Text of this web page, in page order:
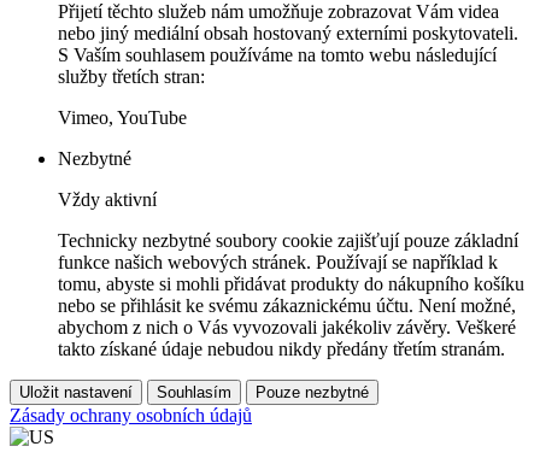
Přijetí těchto služeb nám umožňuje zobrazovat Vám videa
nebo jiný mediální obsah hostovaný externími poskytovateli.
S Vaším souhlasem používáme na tomto webu následující
služby třetích stran:
Vimeo, YouTube
Nezbytné
Vždy aktivní
Technicky nezbytné soubory cookie zajišťují pouze základní
funkce našich webových stránek. Používají se například k
tomu, abyste si mohli přidávat produkty do nákupního košíku
nebo se přihlásit ke svému zákaznickému účtu. Není možné,
abychom z nich o Vás vyvozovali jakékoliv závěry. Veškeré
takto získané údaje nebudou nikdy předány třetím stranám.
Uložit nastavení Souhlasím Pouze nezbytné
Zásady ochrany osobních údajů